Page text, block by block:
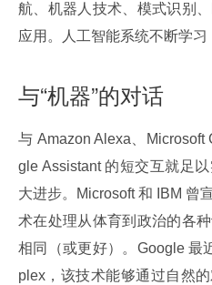
航、机器人技术、模式识别
应用。人工智能系统不断学习
与“机器”的对话
与 Amazon Alexa、
gle Assistant 的短交互就足
大进步。Microsoft 和 IBM 曾
术在处理从体育到政治的各
相同（或更好）。Google 最
plex，该技术能够通过自然